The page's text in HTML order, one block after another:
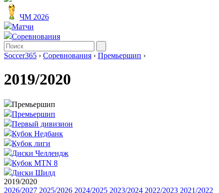
ЧМ 2026
Матчи
Соревнования
Soccer365 › Соревнования › Премьершип ›
2019/2020
Премьершип
Премьершип
Первый дивизион
Кубок Недбанк
Кубок лиги
Диски Челлендж
Кубок MTN 8
Диски Шилд
2019/2020
2026/2027 2025/2026 2024/2025 2023/2024 2022/2023 2021/2022